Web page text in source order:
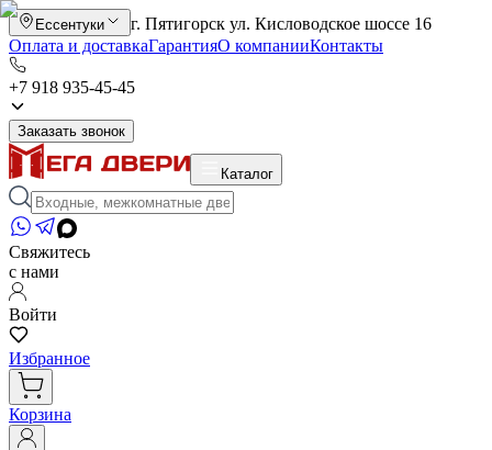
Ессентуки
г. Пятигорск ул. Кисловодское шоссе 16
Оплата и доставкаГарантияО компанииКонтакты
+7 918 935-45-45
Заказать звонок
Каталог
Свяжитесь
с нами
Войти
Избранное
Корзина